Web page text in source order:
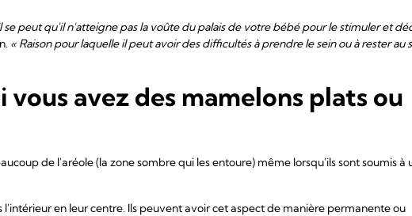
peut qu'il n'atteigne pas la voûte du palais de votre bébé pour le stimuler et
« Raison pour laquelle il peut avoir des difficultés à prendre le sein ou à rester au
vous avez des mamelons plats ou
de l'aréole (la zone sombre qui les entoure) même lorsqu'ils sont soumis à
l'intérieur en leur centre. Ils peuvent avoir cet aspect de manière permanente ou